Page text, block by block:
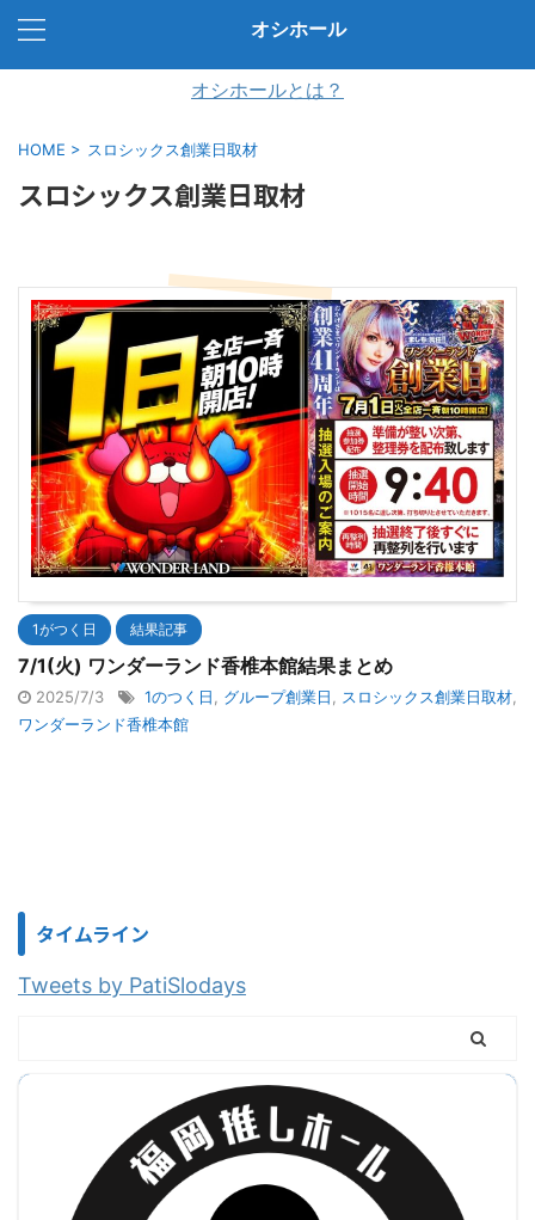
オシホール
オシホールとは？
HOME > スロシックス創業日取材
スロシックス創業日取材
1がつく日 結果記事
7/1(火) ワンダーランド香椎本館結果まとめ
2025/7/3 1のつく日 グループ創業日 スロシックス創業日取材
ワンダーランド香椎本館
タイムライン
Tweets by PatiSlodays